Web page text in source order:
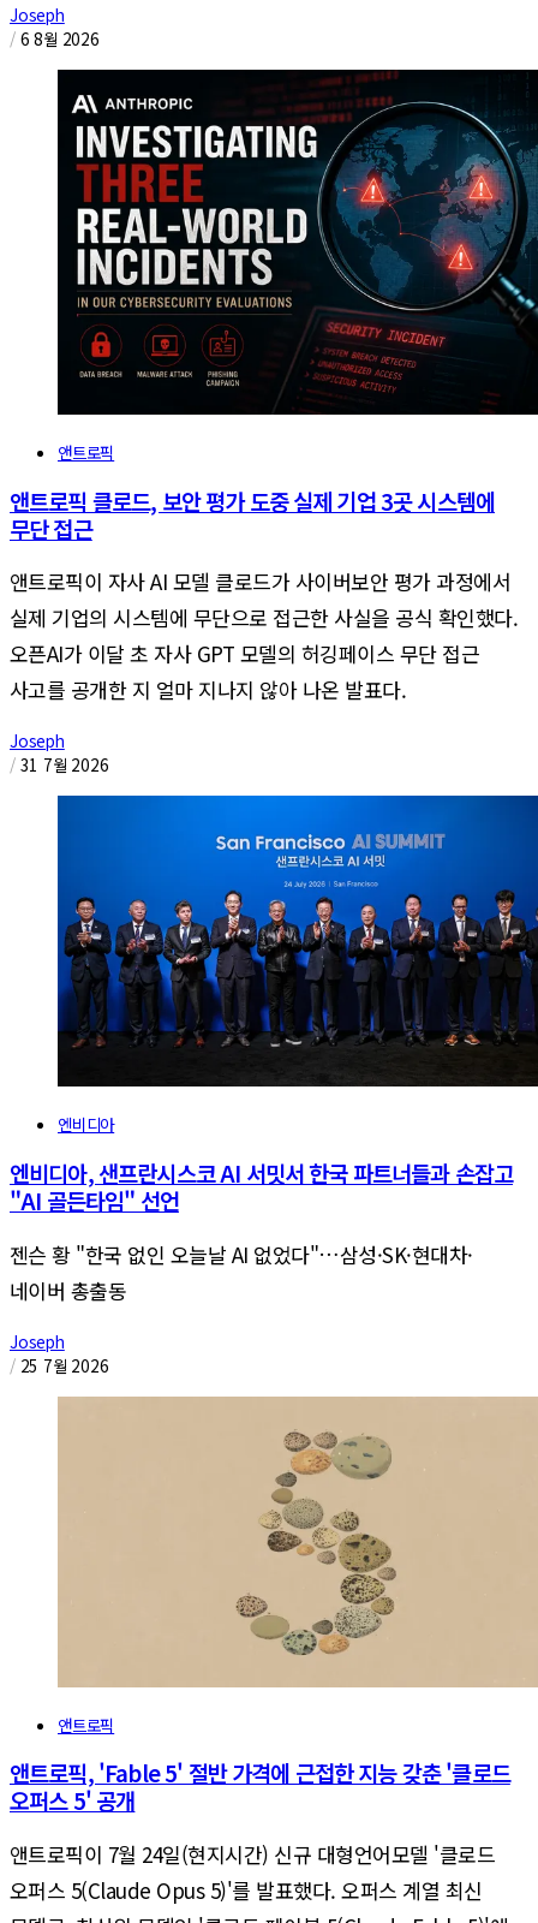
Joseph
/ 6 8월 2026
앤트로픽
앤트로픽 클로드, 보안 평가 도중 실제 기업 3곳 시스템에
무단 접근
앤트로픽이 자사 AI 모델 클로드가 사이버보안 평가 과정에서
실제 기업의 시스템에 무단으로 접근한 사실을 공식 확인했다.
오픈AI가 이달 초 자사 GPT 모델의 허깅페이스 무단 접근
사고를 공개한 지 얼마 지나지 않아 나온 발표다.
Joseph
/ 31 7월 2026
엔비디아
엔비디아, 샌프란시스코 AI 서밋서 한국 파트너들과 손잡고
"AI 골든타임" 선언
젠슨 황 "한국 없인 오늘날 AI 없었다"…삼성·SK·현대차·
네이버 총출동
Joseph
/ 25 7월 2026
앤트로픽
앤트로픽, 'Fable 5' 절반 가격에 근접한 지능 갖춘 '클로드
오퍼스 5' 공개
앤트로픽이 7월 24일(현지시간) 신규 대형언어모델 '클로드
오퍼스 5(Claude Opus 5)'를 발표했다. 오퍼스 계열 최신